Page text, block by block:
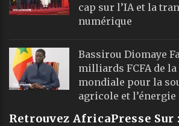
cap sur l’IA et la
numérique
Bassirou Diomaye
milliards FCFA de la
mondiale pour la
agricole et l’énergie
Retrouvez AfricaPresse Sur :